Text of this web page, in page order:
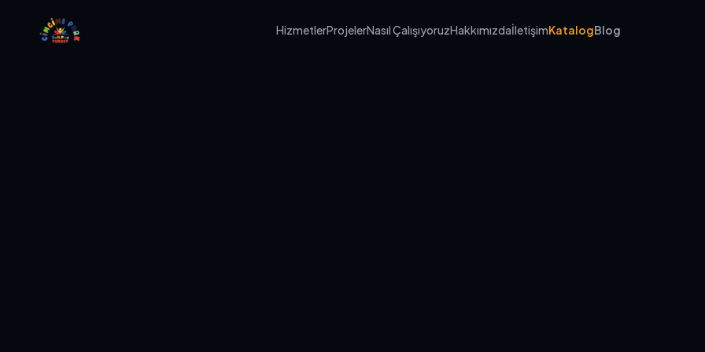
HizmetlerProjelerNasıl ÇalışıyoruzHakkımızdaİletişimKatalogBlog